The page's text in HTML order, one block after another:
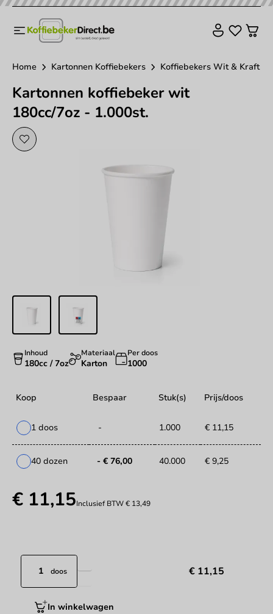
Home Kartonnen Koffiebekers Koffiebekers Wit & Kraft
Kartonnen koffiebeker wit
180cc/7oz - 1.000st.
Inhoud
180cc / 7oz
Materiaal
Karton
Per doos
1000
Koop Bespaar Stuk(s) Prijs/doos
1 doos - 1.000 € 11,15
40 dozen - € 76,00 40.000 € 9,25
€ 11,15Inclusief BTW€ 13,49
doos € 11,15
In winkelwagen